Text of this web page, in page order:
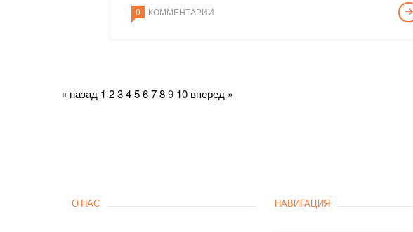
0 КОММЕНТАРИИ
« назад 1 23456789 10 вперед »
О НАС НАВИГАЦИЯ